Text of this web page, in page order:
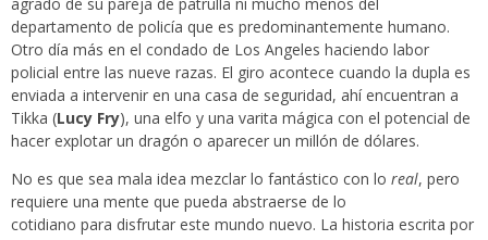
agrado de su pareja de patrulla ni mucho menos del
departamento de policía que es predominantemente humano.
Otro día más en el condado de Los Angeles haciendo labor
policial entre las nueve razas. El giro acontece cuando la dupla es
enviada a intervenir en una casa de seguridad, ahí encuentran a
Tikka (Lucy Fry), una elfo y una varita mágica con el potencial de
hacer explotar un dragón o aparecer un millón de dólares.
No es que sea mala idea mezclar lo fantástico con lo real, pero
requiere una mente que pueda abstraerse de lo
cotidiano para disfrutar este mundo nuevo. La historia escrita por